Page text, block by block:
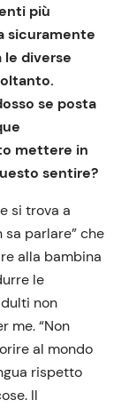
più
sicuramente
diverse
se posta
mettere in
sentire?
si trova a
sa parlare” che
alla bambina
le
non
me. “Non
al mondo
rispetto
Il